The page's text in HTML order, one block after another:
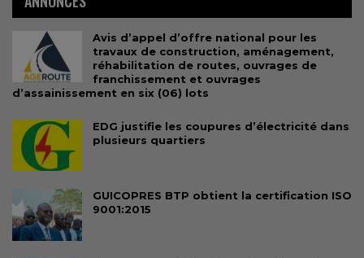
Avis d’appel d’offre national pour les
travaux de construction, aménagement,
réhabilitation de routes, ouvrages de
franchissement et ouvrages
d’assainissement en six (06) lots
EDG justifie les coupures d’électricité dans
plusieurs quartiers
GUICOPRES BTP obtient la certification ISO
9001:2015